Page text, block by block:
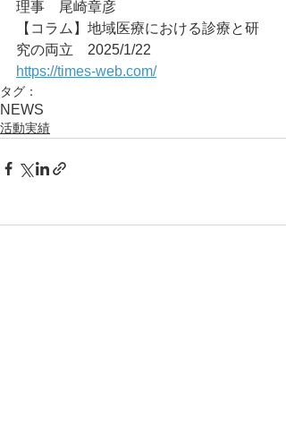
理事　尾崎章彦
【コラム】地域医療における診療と研
究の両立	2025/1/22
https://times-web.com/
タグ：
NEWS
活動実績